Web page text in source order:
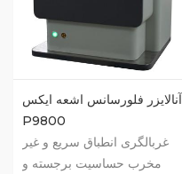
ناشناخته مسلط شوید حساسیت
فوق العاده منجر به افزایش
دقت فاکتور 3 می شود هزینه
آنالایزر فلورسانس اشعه ایکس
P9800
غربالگری انطباق سریع و غیر
مخرب حساسیت برجسته و